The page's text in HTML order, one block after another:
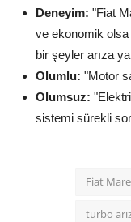
Deneyim: "Fiat
ve ekonomik
bir şeyler arıza
Olumlu: "Motor
Olumsuz:
sistemi sürekli
Fiat
turbo